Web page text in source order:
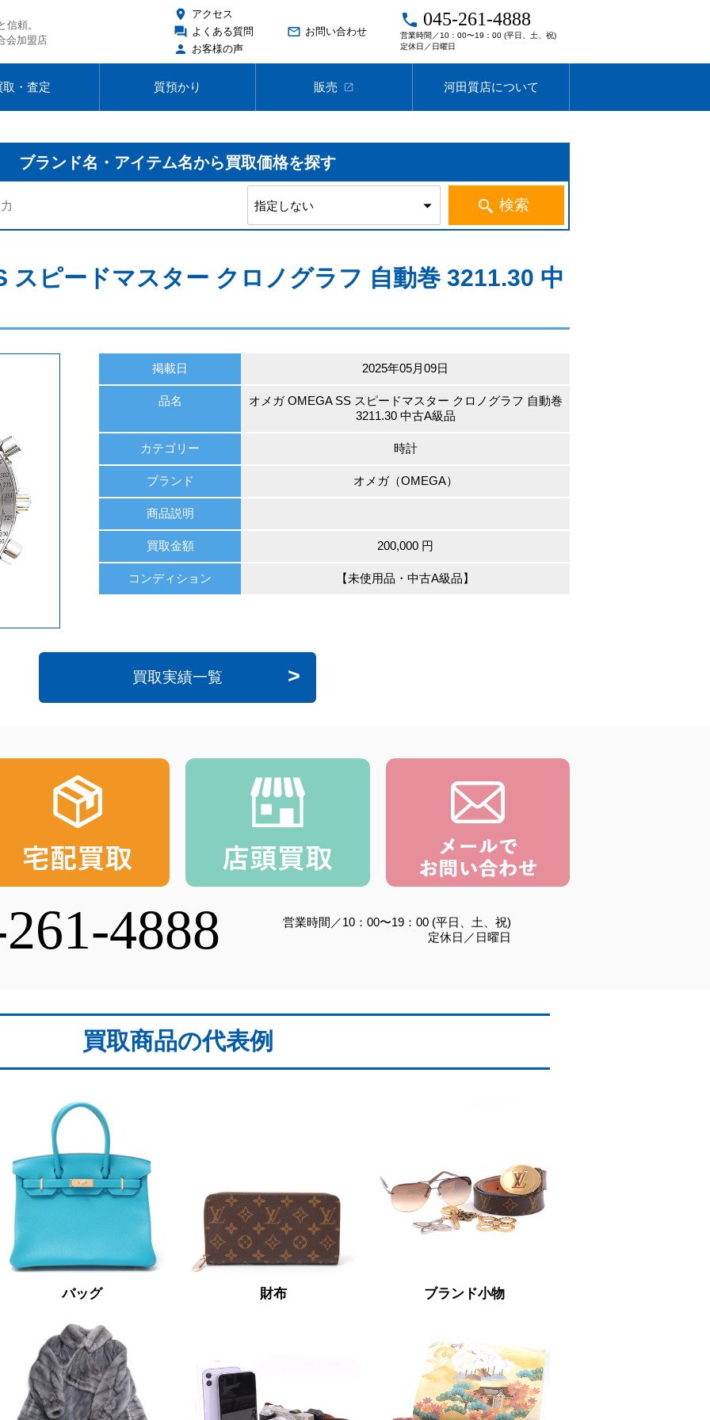
信頼。
会加盟店
place アクセス
forum よくある質問
person お客様の声
mail_outline お問い合わせ
local_phone 045-261-4888
営業時間／10：00〜19：00 (平日、土、祝)
定休日／日曜日
取・査定 質預かり 販売 open_in_new 河田質店について
ブランド名・アイテム名から買取価格を探す
スピードマスター クロノグラフ 自動巻 3211.30 中
掲載日 2025年05月09日
品名
オメガ OMEGA SS スピードマスター クロノグラフ 自動巻
3211.30 中古A級品
カテゴリー 時計
ブランド オメガ（OMEGA）
商品説明
買取金額 200,000 円
コンディション 【未使用品・中古A級品】
買取実績一覧
4888
営業時間／10：00〜19：00 (平日、土、祝)
定休日／日曜日
買取商品の代表例
バッグ 財布 ブランド小物